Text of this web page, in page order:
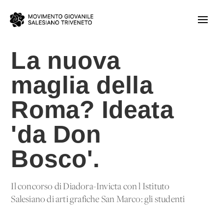
La nuova
maglia della
Roma? Ideata
'da Don
Bosco'.
Il concorso di Diadora-Invicta con l'Istituto
Salesiano di arti grafiche San Marco: gli studenti